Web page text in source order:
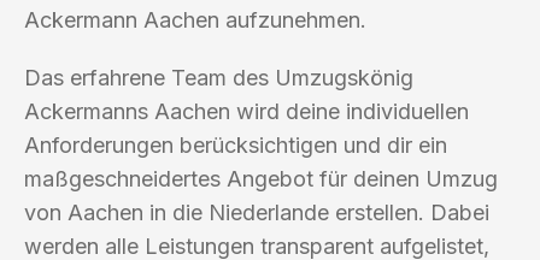
Ackermann Aachen aufzunehmen.
Das erfahrene Team des Umzugskönig
Ackermanns Aachen wird deine individuellen
Anforderungen berücksichtigen und dir ein
maßgeschneidertes Angebot für deinen Umzug
von Aachen in die Niederlande erstellen. Dabei
werden alle Leistungen transparent aufgelistet,